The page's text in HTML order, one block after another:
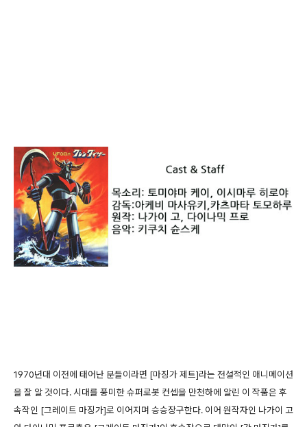
1970년대 이전에 태어난 분들이라면 [마징가 제트]라는 전설적인 애니메이션
을 잘 알 것이다. 시대를 풍미한 슈퍼로봇 컨셉을 만천하에 알린 이 작품은 후
속작인 [그레이트 마징가]로 이어지며 승승장구한다. 이어 원작자인 나가이 고